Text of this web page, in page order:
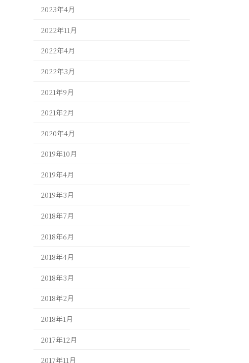
2023年4月
2022年11月
2022年4月
2022年3月
2021年9月
2021年2月
2020年4月
2019年10月
2019年4月
2019年3月
2018年7月
2018年6月
2018年4月
2018年3月
2018年2月
2018年1月
2017年12月
2017年11月